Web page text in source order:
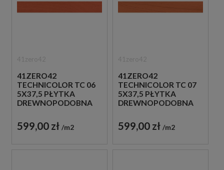
41ZERO42
TECHNICOLOR TC 06
5X37,5 PŁYTKA
DREWNOPODOBNA
599,00 zł m2
41ZERO42
TECHNICOLOR TC 07
5X37,5 PŁYTKA
DREWNOPODOBNA
599,00 zł m2